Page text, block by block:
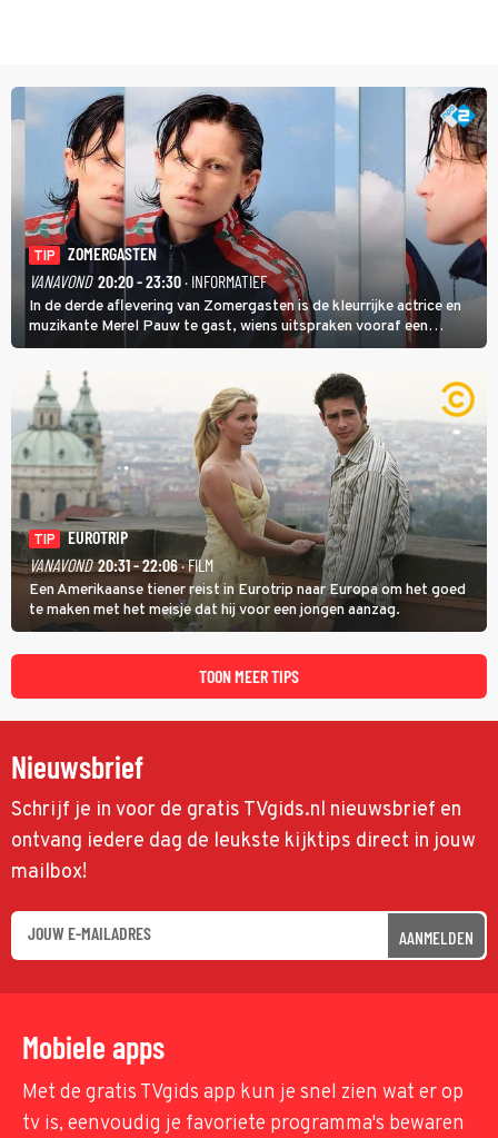
TIP
ZOMERGASTEN
VANAVOND 20:20 - 23:30· INFORMATIEF
In de derde aflevering van Zomergasten is de kleurrijke actrice en
muzikante Merel Pauw te gast, wiens uitspraken vooraf een
boeiende avond beloven: 'Mijn ideale televisieavond is zoals mijn
identiteit: grenzeloos, absurd en vol angsten'.
TIP
EUROTRIP
VANAVOND 20:31 - 22:06· FILM
Een Amerikaanse tiener reist in Eurotrip naar Europa om het goed
te maken met het meisje dat hij voor een jongen aanzag.
TOON MEER TIPS
Nieuwsbrief
Schrijf je in voor de gratis TVgids.nl nieuwsbrief en
ontvang iedere dag de leukste kijktips direct in jouw
mailbox!
AANMELDEN
Mobiele apps
Met de gratis TVgids app kun je snel zien wat er op
tv is, eenvoudig je favoriete programma's bewaren